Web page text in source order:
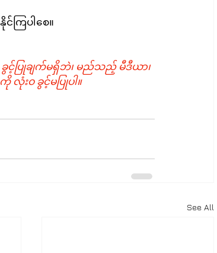
ကြပါစေ။
ခွင့်ပြုချက်မရှိဘဲ၊ မည်သည့် မီဒီယာ၊
လုံးဝ ခွင့်မပြုပါ။
See All